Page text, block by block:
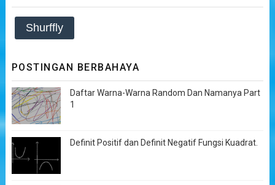
Shurffly
POSTINGAN BERBAHAYA
Daftar Warna-Warna Random Dan Namanya Part
1
Definit Positif dan Definit Negatif Fungsi Kuadrat.